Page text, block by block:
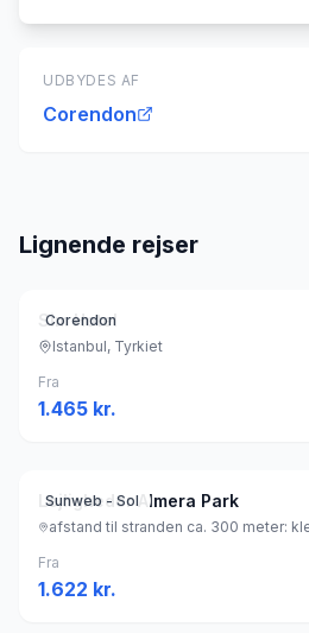
UDBYDES AF
Corendon
Lignende rejser
Corendon
Sim Hotel
Istanbul, Tyrkiet
Fra
1.465 kr.
Sunweb - Sol
Lejligheder Almera Park
Fra
1.622 kr.